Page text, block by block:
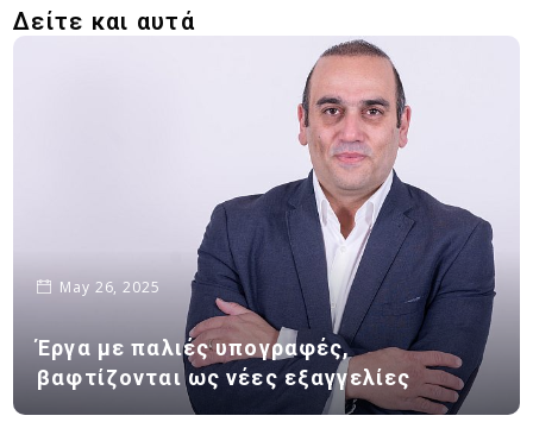
Δείτε και αυτά
May 26, 2025
Έργα με παλιές υπογραφές,
βαφτίζονται ως νέες εξαγγελίες